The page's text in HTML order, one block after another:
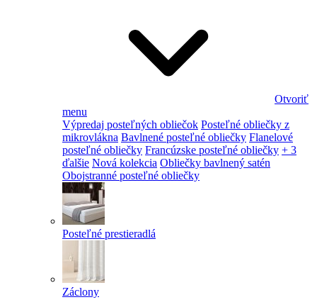
Otvoriť
menu
Výpredaj posteľných obliečok Posteľné obliečky z
mikrovlákna Bavlnené posteľné obliečky Flanelové
posteľné obliečky Francúzske posteľné obliečky + 3
ďalšie Nová kolekcia Obliečky bavlnený satén
Obojstranné posteľné obliečky
Posteľné prestieradlá
Záclony